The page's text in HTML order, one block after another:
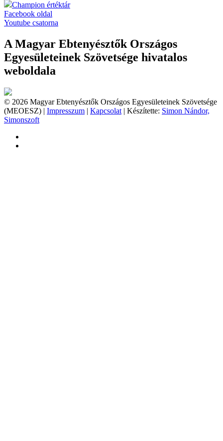
Champion értéktár
Facebook oldal
Youtube csatorna
A Magyar Ebtenyésztők Országos
Egyesületeinek Szövetsége hivatalos
weboldala
© 2026 Magyar Ebtenyésztők Országos Egyesületeinek Szövetsége
(MEOESZ) | Impresszum | Kapcsolat | Készítette: Simon Nándor,
Simonszoft